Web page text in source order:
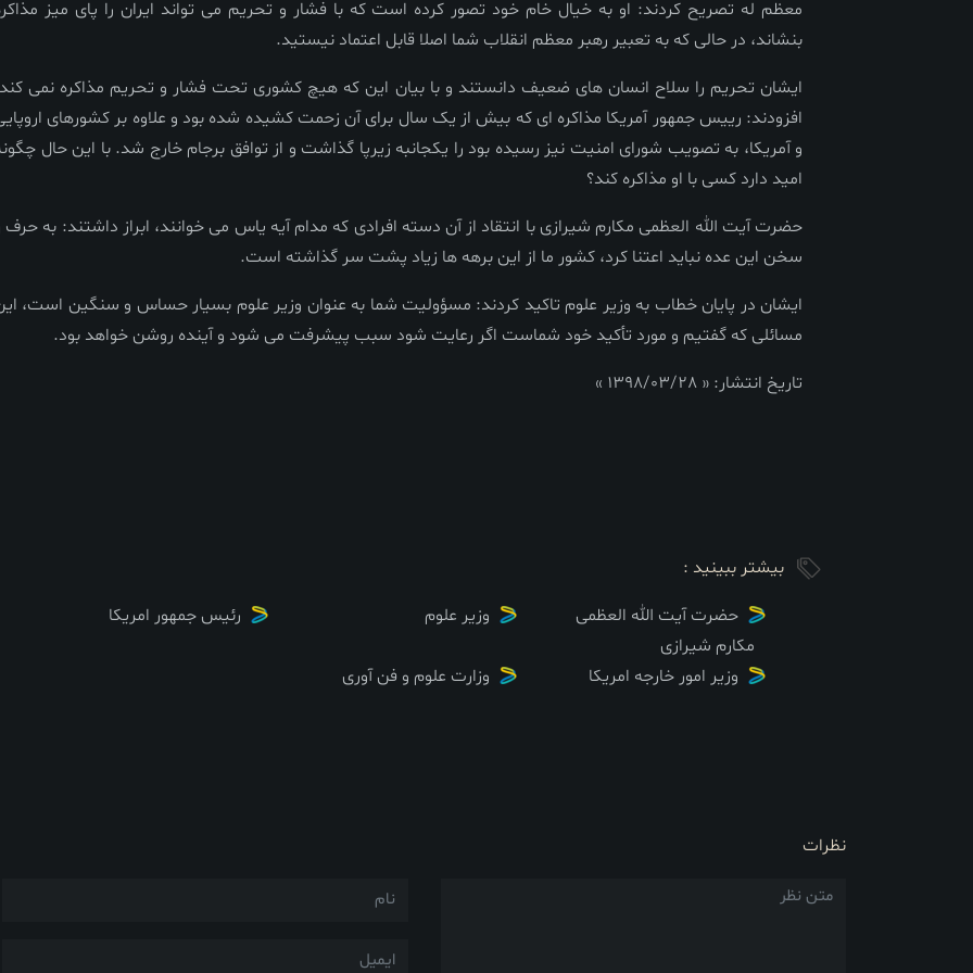
معظم له تصریح کردند: او به خیال خام خود تصور کرده است که با فشار و تحریم می تواند ایران را پای میز
بنشاند، در حالی که به تعبیر رهبر معظم انقلاب شما اصلا قابل اعتماد نیستید.
ایشان تحریم را سلاح انسان های ضعیف دانستند و با بیان این که هیچ کشوری تحت فشار و تحریم مذاکره نمی
افزودند: رییس جمهور آمریکا مذاکره ای که بیش از یک سال برای آن زحمت کشیده شده بود و علاوه بر کشورهای
و آمریکا، به تصویب شورای امنیت نیز رسیده بود را یکجانبه زیرپا گذاشت و از توافق برجام خارج شد. با این حال
امید دارد کسی با او مذاکره کند؟
حضرت آیت الله العظمی مکارم شیرازی با انتقاد از آن دسته افرادی که مدام آیه یاس می خوانند، ابراز داشتند: به حرف
سخن این عده نباید اعتنا کرد، کشور ما از این برهه ها زیاد پشت سر گذاشته است.
ایشان در پایان خطاب به وزیر علوم تاکید کردند: مسؤولیت شما به عنوان وزیر علوم بسیار حساس و سنگین است،
مسائلی که گفتیم و مورد تأکید خود شماست اگر رعایت شود سبب پیشرفت می شود و آینده روشن خواهد بود.
تاریخ انتشار: « 1398/03/28 »
بیشتر ببینید :
حضرت آیت الله العظمی
مکارم شیرازی
وزیر علوم رئیس جمهور امریکا
وزیر امور خارجه امریکا وزارت علوم و فن آوری
نظرات